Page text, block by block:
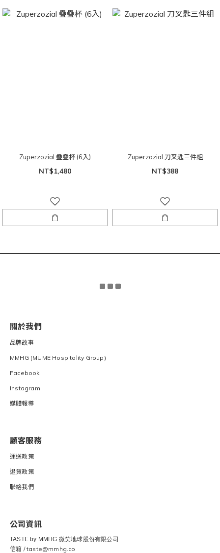
Zuperzozial 疊疊杯 (6入)
NT$1,480
Zuperzozial 刀叉匙三件組
NT$388
關於我們
品牌故事
MMHG (MUME Hospitality Group)
Facebook
Instagram
媒體報導
顧客服務
運送政策
退貨政策
聯絡我們
公司資訊
TASTE by MMHG 微笑地球股份有限公司
信箱 / taste@mmhg.co